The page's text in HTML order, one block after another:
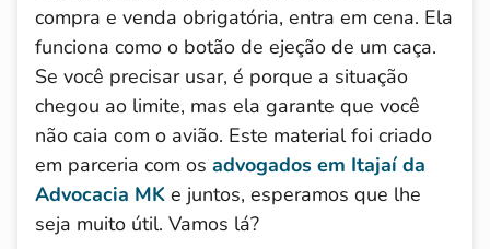
compra e venda obrigatória, entra em cena. Ela
funciona como o botão de ejeção de um caça.
Se você precisar usar, é porque a situação
chegou ao limite, mas ela garante que você
não caia com o avião. Este material foi criado
em parceria com os advogados em Itajaí da
Advocacia MK e juntos, esperamos que lhe
seja muito útil. Vamos lá?